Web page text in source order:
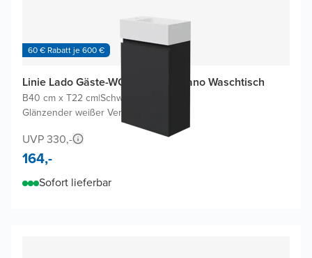
60 € Rabatt je 600 €
Linie Lado Gäste-WC Möbel mit Vano Waschtisch
B40 cm x T22 cm|Schwarz Matt
Glänzender weißer Verbundmarmor
UVP 330,-
164,-
Sofort lieferbar